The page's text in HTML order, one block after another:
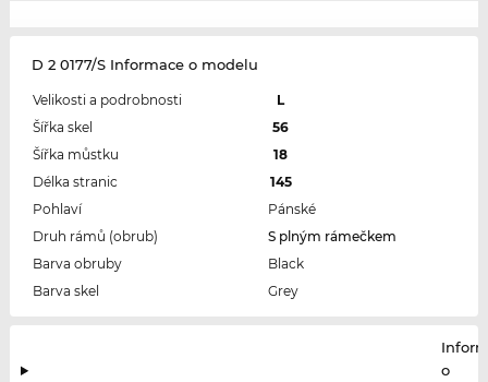
D 2 0177/S Informace o modelu
Velikosti a podrobnosti
L
Šířka skel
56
Šířka můstku
18
Délka stranic
145
Pohlaví
Pánské
Druh rámů (obrub)
S plným rámečkem
Barva obruby
Black
Barva skel
Grey
o